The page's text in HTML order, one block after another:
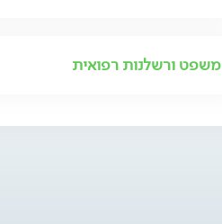
משפט ורשלנות רפואית